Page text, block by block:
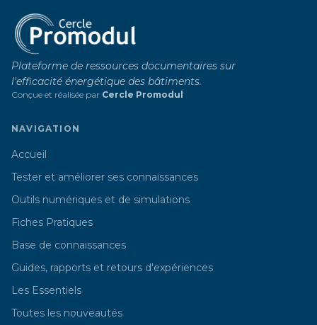
Plateforme de ressources documentaires sur
l'efficacité énergétique des bâtiments.
Conçue et réalisée par Cercle Promodul
NAVIGATION
Accueil
Tester et améliorer ses connaissances
Outils numériques et de simulations
Fiches Pratiques
Base de connaissances
Guides, rapports et retours d'expériences
Les Essentiels
Toutes les nouveautés